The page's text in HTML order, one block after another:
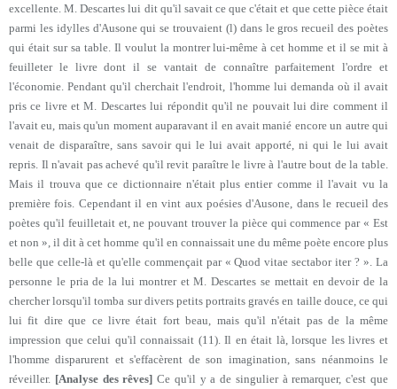
excellente. M. Descartes lui dit qu'il savait ce que c'était et que cette pièce était
parmi les idylles d'Ausone qui se trouvaient (l) dans le gros recueil des poètes
qui était sur sa table. Il voulut la montrer lui-même à cet homme et il se mit à
feuilleter le livre dont il se vantait de connaître parfaitement l'ordre et
l'économie. Pendant qu'il cherchait l'endroit, l'homme lui demanda où il avait
pris ce livre et M. Descartes lui répondit qu'il ne pouvait lui dire comment il
l'avait eu, mais qu'un moment auparavant il en avait manié encore un autre qui
venait de disparaître, sans savoir qui le lui avait apporté, ni qui le lui avait
repris. Il n'avait pas achevé qu'il revit paraître le livre à l'autre bout de la table.
Mais il trouva que ce dictionnaire n'était plus entier comme il l'avait vu la
première fois. Cependant il en vint aux poésies d'Ausone, dans le recueil des
poètes qu'il feuilletait et, ne pouvant trouver la pièce qui commence par « Est
et non », il dit à cet homme qu'il en connaissait une du même poète encore plus
belle que celle-là et qu'elle commençait par « Quod vitae sectabor iter ? ». La
personne le pria de la lui montrer et M. Descartes se mettait en devoir de la
chercher lorsqu'il tomba sur divers petits portraits gravés en taille douce, ce qui
lui fit dire que ce livre était fort beau, mais qu'il n'était pas de la même
impression que celui qu'il connaissait (11). Il en était là, lorsque les livres et
l'homme disparurent et s'effacèrent de son imagination, sans néanmoins le
réveiller. [Analyse des rêves] Ce qu'il y a de singulier à remarquer, c'est que